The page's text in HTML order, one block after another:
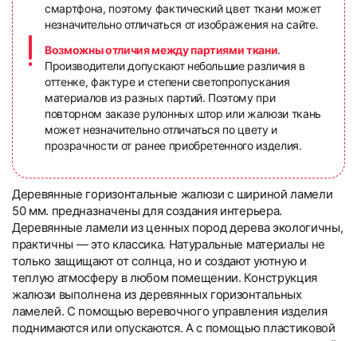
смартфона, поэтому фактический цвет ткани может
незначительно отличаться от изображения на сайте.
Возможны отличия между партиями ткани.
Производители допускают небольшие различия в
оттенке, фактуре и степени светопропускания
материалов из разных партий. Поэтому при
повторном заказе рулонных штор или жалюзи ткань
может незначительно отличаться по цвету и
прозрачности от ранее приобретенного изделия.
Деревянные горизонтальные жалюзи с шириной ламели
50 мм. предназначены для создания интерьера.
Деревянные ламели из ценных пород дерева экологичны,
практичны — это классика. Натуральные материалы не
только защищают от солнца, но и создают уютную и
теплую атмосферу в любом помещении. Конструкция
жалюзи выполнена из деревянных горизонтальных
ламелей. С помощью веревочного управления изделия
поднимаются или опускаются. А с помощью пластиковой